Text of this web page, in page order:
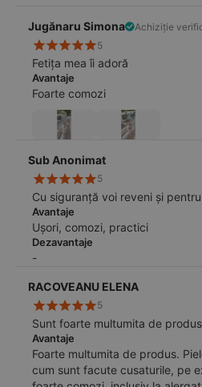
Jugănaru Simona Achiziție
5
Fetița mea îi adoră
Avantaje
Foarte comozi
Sub Anonimat
5
Cu siguranță voi reveni și
Avantaje
Ușori, comozi, practici
Dezavantaje
-
RACOVEANU ELENA
5
Sunt foarte multumita de
Avantaje
Foarte multumita de produs.
cum sunt facute cusaturile, pe